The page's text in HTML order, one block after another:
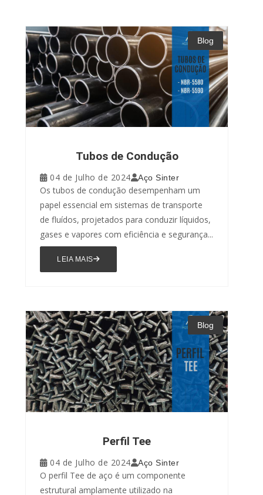
Blog
Tubos de Condução
04 de Julho de 2024 Aço Sinter
Os tubos de condução desempenham um
papel essencial em sistemas de transporte
de fluídos, projetados para conduzir líquidos,
gases e vapores com eficiência e segurança...
LEIA MAIS
Blog
Perfil Tee
04 de Julho de 2024 Aço Sinter
O perfil Tee de aço é um componente
estrutural amplamente utilizado na